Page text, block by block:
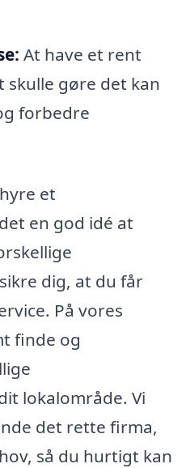
At have et rent
skulle gøre det kan
forbedre
et
en god idé at
dig, at du får
På vores
finde og
lokalområde. Vi
det rette firma,
så du hurtigt kan